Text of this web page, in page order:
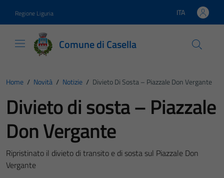
Regione Liguria Lingua attiva:
ITA
Comune di Casella
Home / Novità / Notizie / Divieto Di Sosta – Piazzale Don Vergante
Divieto di sosta – Piazzale
Don Vergante
Ripristinato il divieto di transito e di sosta sul Piazzale Don
Vergante